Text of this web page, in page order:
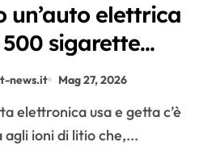
un’auto elettrica
sigarette
e getta: il test
riflessione sul
riciclo
news.it Mag 27, 2026
ioni di litio che,...